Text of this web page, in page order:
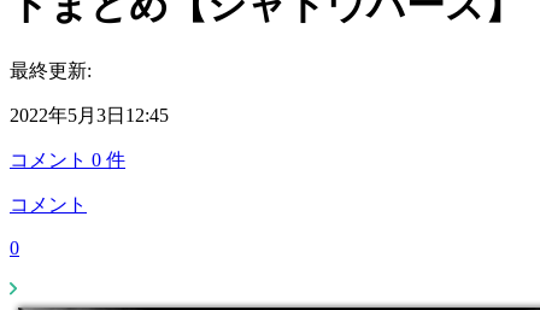
最終更新:
2022年5月3日12:45
コメント 0 件
コメント
0